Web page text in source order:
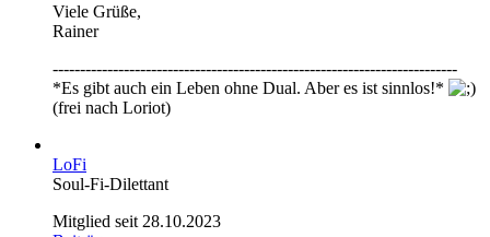
Viele Grüße,
Rainer
--------------------------------------------------------------------------
*Es gibt auch ein Leben ohne Dual. Aber es ist sinnlos!*
(frei nach Loriot)
LoFi
Soul-Fi-Dilettant
Mitglied seit 28.10.2023